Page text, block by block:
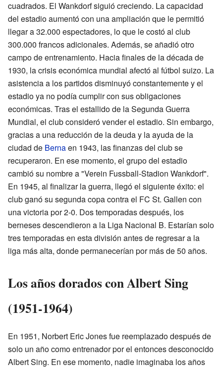
cuadrados. El Wankdorf siguió creciendo. La capacidad
del estadio aumentó con una ampliación que le permitió
llegar a 32.000 espectadores, lo que le costó al club
300.000 francos adicionales. Además, se añadió otro
campo de entrenamiento. Hacia finales de la década de
1930, la crisis económica mundial afectó al fútbol suizo. La
asistencia a los partidos disminuyó constantemente y el
estadio ya no podía cumplir con sus obligaciones
económicas. Tras el estallido de la Segunda Guerra
Mundial, el club consideró vender el estadio. Sin embargo,
gracias a una reducción de la deuda y la ayuda de la
ciudad de Bernaen 1943, las finanzas del club se
recuperaron. En ese momento, el grupo del estadio
cambió su nombre a "Verein Fussball-Stadion Wankdorf".
En 1945, al finalizar la guerra, llegó el siguiente éxito: el
club ganó su segunda copa contra el FC St. Gallen con
una victoria por 2-0. Dos temporadas después, los
berneses descendieron a la Liga Nacional B. Estarían solo
tres temporadas en esta división antes de regresar a la
liga más alta, donde permanecerían por más de 50 años.
Los años dorados con Albert Sing
(1951-1964)
En 1951, Norbert Eric Jones fue reemplazado después de
solo un año como entrenador por el entonces desconocido
Albert Sing. En ese momento, nadie imaginaba los años